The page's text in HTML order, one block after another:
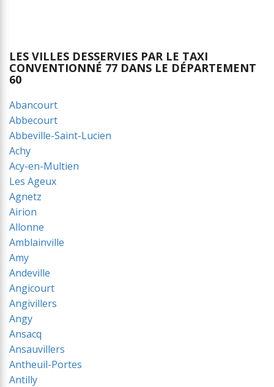
LES VILLES DESSERVIES PAR LE TAXI
CONVENTIONNÉ 77 DANS LE DÉPARTEMENT
60
Abancourt
Abbecourt
Abbeville-Saint-Lucien
Achy
Acy-en-Multien
Les Ageux
Agnetz
Airion
Allonne
Amblainville
Amy
Andeville
Angicourt
Angivillers
Angy
Ansacq
Ansauvillers
Antheuil-Portes
Antilly